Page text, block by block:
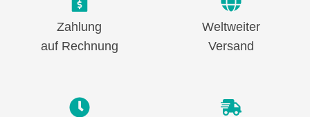
Zahlung
auf Rechnung
Weltweiter
Versand